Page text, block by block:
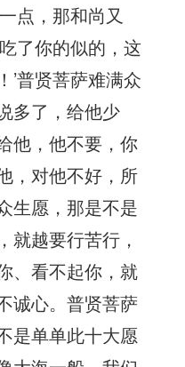
点，那和尚又
了你的似的，这
’普贤菩萨难满众
多了，给他少
他，他不要，你
，对他不好，所
生愿，那是不是
就越要行苦行，
、看不起你，就
诚心。普贤菩萨
是单单此十大愿